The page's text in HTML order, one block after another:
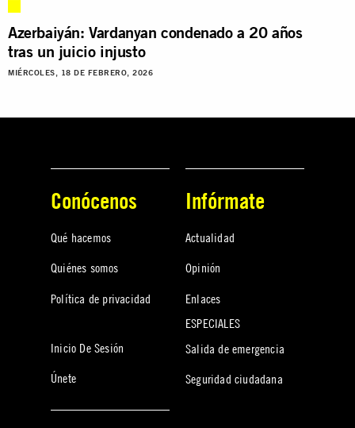
Azerbaiyán: Vardanyan condenado a 20 años
tras un juicio injusto
MIÉRCOLES, 18 DE FEBRERO, 2026
Conócenos
Qué hacemos
Quiénes somos
Política de privacidad
Inicio De Sesión
Únete
Infórmate
Actualidad
Opinión
Enlaces
ESPECIALES
Salida de emergencia
Seguridad ciudadana